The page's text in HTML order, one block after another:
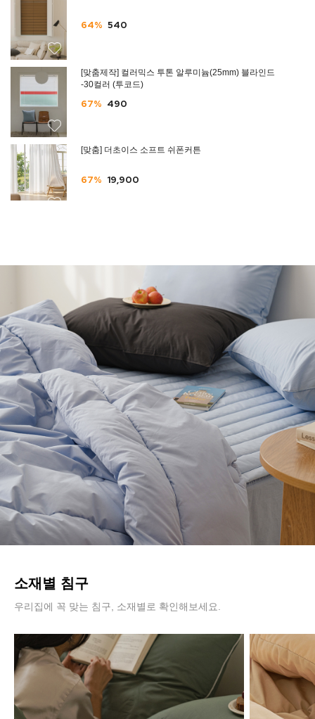
64% 540
[맞춤제작] 컬러믹스 투톤 알루미늄(25mm) 블라인드
-30컬러 (투코드)
67% 490
[맞춤] 더초이스 소프트 쉬폰커튼
67% 19,900
소재별 침구
우리집에 꼭 맞는 침구, 소재별로 확인해보세요.